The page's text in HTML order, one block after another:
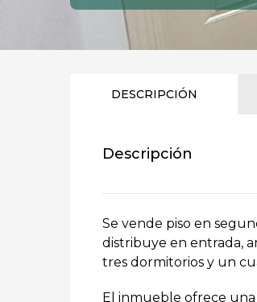
DESCRIPCIÓN
Descripción
Se vende piso en
distribuye en entrada,
tres dormitorios y un
El inmueble ofrece una